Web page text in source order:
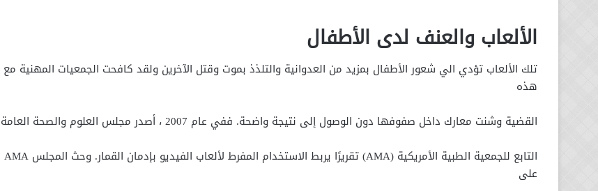
الألعاب والعنف لدى الأطفال
تلك الألعاب تؤدي الي شعور الأطفال بمزيد من العدوانية والتلذذ بموت وقتل الآخرين ولقد كافحت الجمعيات المهنية مع
هذه
القضية وشنت معارك داخل صفوفها دون الوصول إلى نتيجة واضحة. ففي عام 2007 ، أصدر مجلس العلوم والصحة العامة
التابع للجمعية الطبية الأمريكية (AMA) تقريرًا يربط الاستخدام المفرط لألعاب الفيديو بإدمان القمار. وحث المجلس AMA
على